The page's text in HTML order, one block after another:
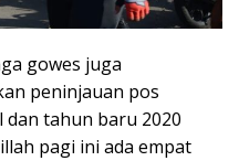
gowes juga
peninjauan pos
tahun baru 2020
pagi ini ada empat